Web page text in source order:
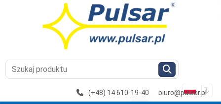
(+48) 14 610-19-40 biuro@pulsar.pl